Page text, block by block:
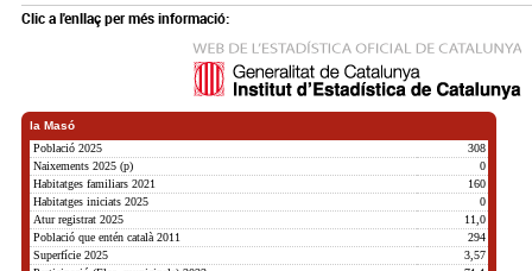
Clic a l'enllaç per més informació: